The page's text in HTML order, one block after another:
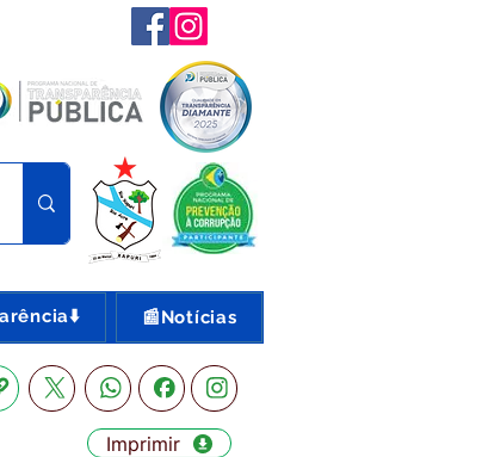
📰Notícias
Imprimir